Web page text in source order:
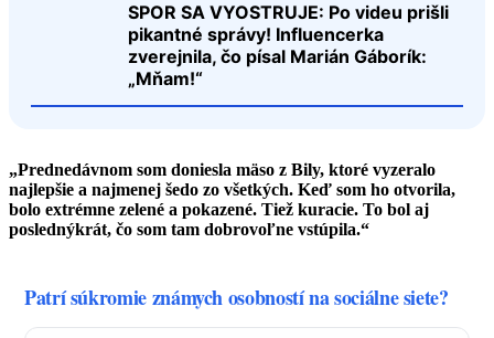
SPOR SA VYOSTRUJE: Po videu prišli
pikantné správy! Influencerka
zverejnila, čo písal Marián Gáborík:
„Mňam!“
„Prednedávnom som doniesla mäso z Bily, ktoré vyzeralo
najlepšie a najmenej šedo zo všetkých. Keď som ho otvorila,
bolo extrémne zelené a pokazené. Tiež kuracie. To bol aj
poslednýkrát, čo som tam dobrovoľne vstúpila.“
Patrí súkromie známych osobností na sociálne siete?